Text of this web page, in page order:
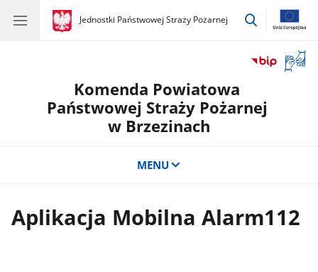
gov.pl
Jednostki Państwowej Straży Pożarnej
gov.pl
Jednostki
przejdź
okno
Komenda Powiatowa
Państwowej Straży Pożarnej
w Brzezinach
MENU
Aplikacja Mobilna Alarm112